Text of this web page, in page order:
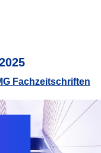
Fachzeitschriften